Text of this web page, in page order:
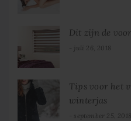
Dit zijn de
juli 26, 2018
Tips voor het
winterjas
september 25, 2018